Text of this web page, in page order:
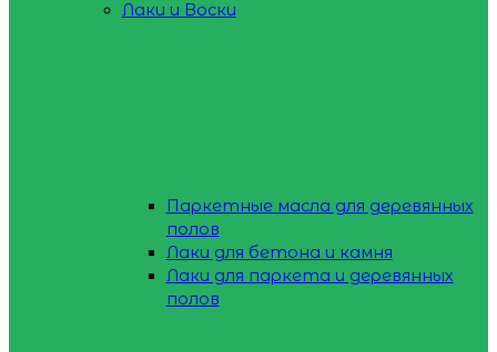
Лаки и Воски
Паркетные масла для деревянных
полов
Лаки для бетона и камня
Лаки для паркета и деревянных
полов